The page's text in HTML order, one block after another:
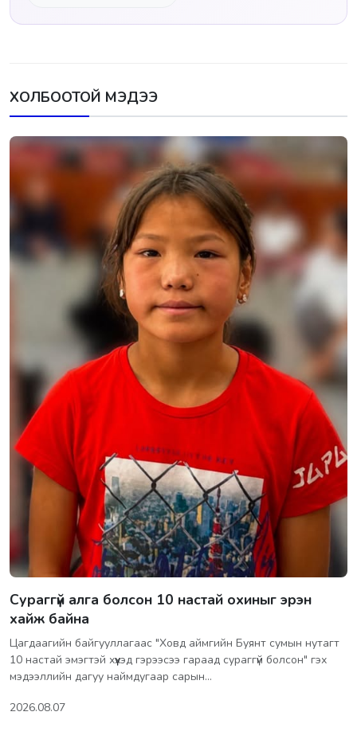
ХОЛБООТОЙ МЭДЭЭ
Сураггүй алга болсон 10 настай охиныг эрэн
хайж байна
Цагдаагийн байгууллагаас "Ховд аймгийн Буянт сумын нутагт
10 настай эмэгтэй хүүхэд гэрээсээ гараад сураггүй болсон" гэх
мэдээллийн дагуу наймдугаар сарын…
2026.08.07